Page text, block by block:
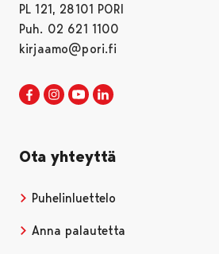
PL 121, 28101 PORI
Puh. 02 621 1100
kirjaamo@pori.fi
Porin kaupunki Facebookissa
Avautuu uudessa välilehdessä
Porin kaupunki
Avautuu uudessa
Porin kaupunki
Avautuu uudessa
Ota yhteyttä
Puhelinluettelo
Anna palautetta